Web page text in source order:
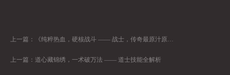
上一篇： 《纯粹热血，硬核战斗 —— 战士，传奇最原汁原味的快乐》
上一篇： 道心藏锦绣，一术破万法 —— 道士技能全解析